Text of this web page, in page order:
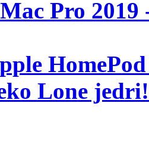
Mac Pro
Lone jedri!